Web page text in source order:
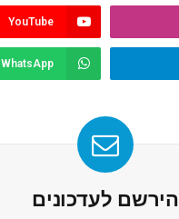
YouTube
WhatsApp
הירשם לעדכונים